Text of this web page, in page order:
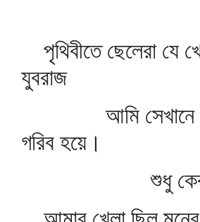
পৃথিবীতে ছেলেরা যে
যুবরাজ
আমি সেখানে
গরিব হয়ে।
শুধু